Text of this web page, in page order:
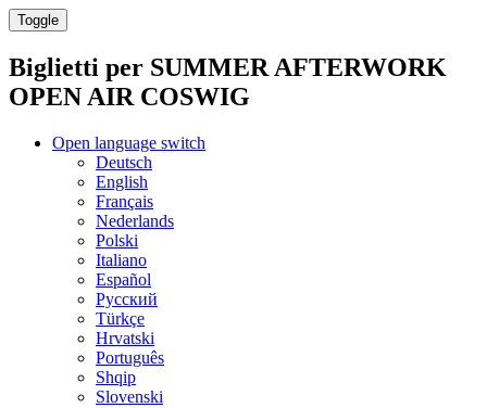
Toggle
Biglietti per SUMMER AFTERWORK
OPEN AIR COSWIG
Open language switch
Deutsch
English
Français
Nederlands
Polski
Italiano
Español
Русский
Türkçe
Hrvatski
Português
Shqip
Slovenski